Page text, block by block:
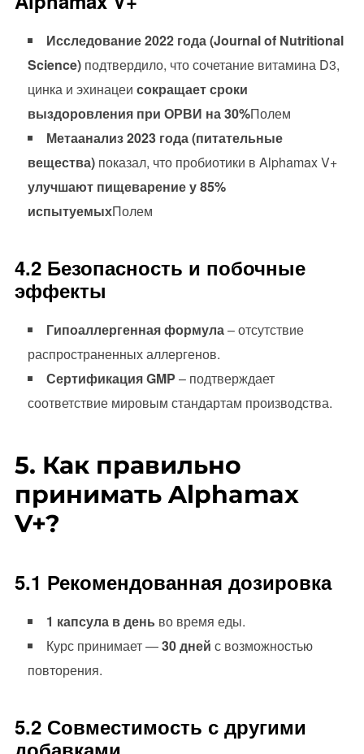
Исследование 2022 года (Journal of Nutritional
Science)подтвердило, что сочетание витамина D3,
цинка и эхинацеи сокращает сроки
выздоровления при ОРВИ на 30%Полем
Метаанализ 2023 года (питательные
вещества)показал, что пробиотики в Alphamax V+
улучшают пищеварение у 85%
испытуемыхПолем
4.2 Безопасность и побочные
эффекты
Гипоаллергенная формула– отсутствие
распространенных аллергенов.
Сертификация GMP – подтверждает
соответствие мировым стандартам производства.
5. Как правильно
принимать Alphamax
V+?
5.1 Рекомендованная дозировка
1 капсула в день во время еды.
Курс принимает —30 дней с возможностью
повторения.
5.2 Совместимость с другими